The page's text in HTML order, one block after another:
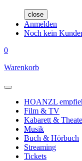
close
Anmelden
Noch kein
0
Warenkorb
HOANZL
Film & TV
Kabarett &
Musik
Buch & Hörbuch
Streaming
Tickets